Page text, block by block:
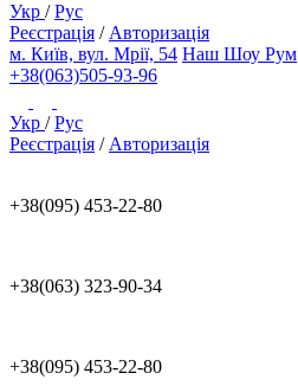
Укр /Рус
Реєстрація / Авторизація
м. Київ, вул. Мрії, 54 Наш Шоу Рум
+38(063)505-93-96
Укр /Рус
Реєстрація / Авторизація
+38(095) 453-22-80
+38(063) 323-90-34
+38(095) 453-22-80